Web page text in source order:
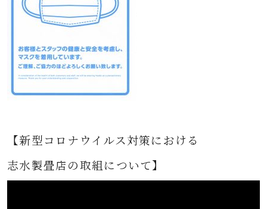
【新型コロナウイルス対策における
志水製畳店の取組について】